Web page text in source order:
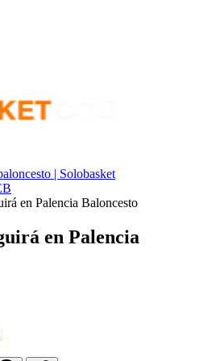
| Solobasket
en Palencia Baloncesto
en Palencia